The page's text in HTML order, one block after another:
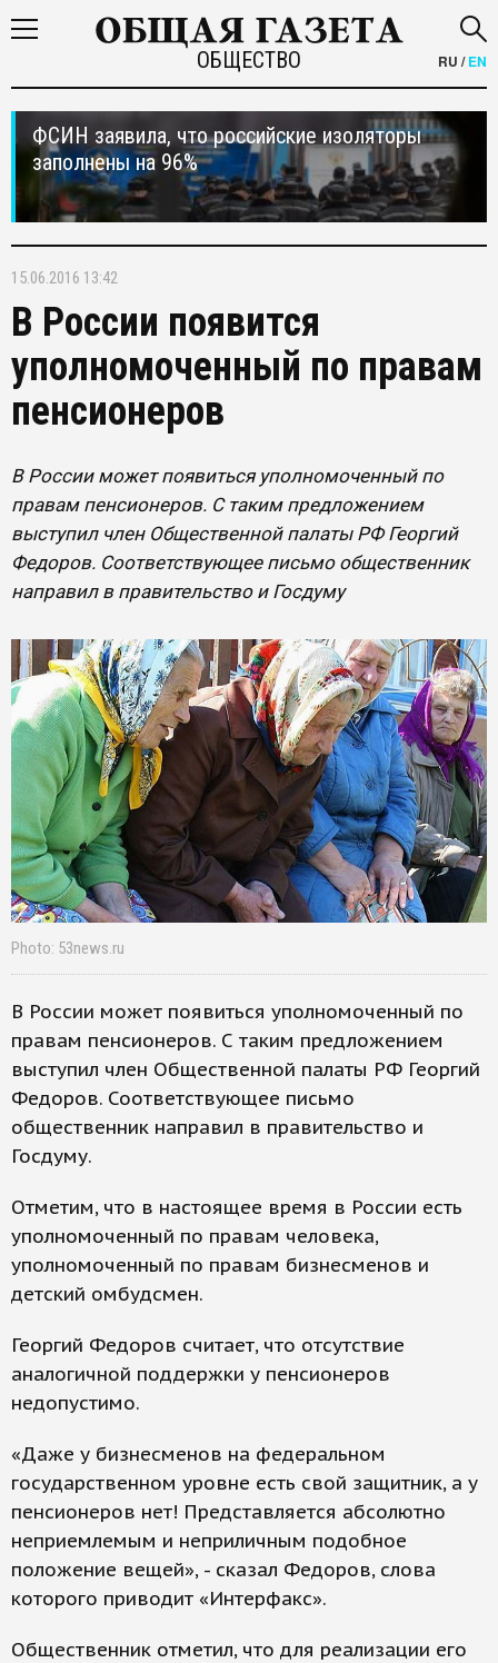
ОБЩЕСТВО RU /EN
ФСИН заявила, что российские изоляторы
заполнены на 96%
15.06.2016 13:42
В России появится
уполномоченный по правам
пенсионеров
В России может появиться уполномоченный по
правам пенсионеров. С таким предложением
выступил член Общественной палаты РФ Георгий
Федоров. Соответствующее письмо общественник
направил в правительство и Госдуму
Photo: 53news.ru
В России может появиться уполномоченный по
правам пенсионеров. С таким предложением
выступил член Общественной палаты РФ Георгий
Федоров. Соответствующее письмо
общественник направил в правительство и
Госдуму.
Отметим, что в настоящее время в России есть
уполномоченный по правам человека,
уполномоченный по правам бизнесменов и
детский омбудсмен.
Георгий Федоров считает, что отсутствие
аналогичной поддержки у пенсионеров
недопустимо.
«Даже у бизнесменов на федеральном
государственном уровне есть свой защитник, а у
пенсионеров нет! Представляется абсолютно
неприемлемым и неприличным подобное
положение вещей», - сказал Федоров, слова
которого приводит «Интерфакс».
Общественник отметил, что для реализации его